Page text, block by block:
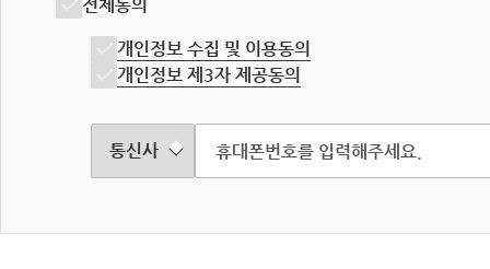
전체동의
개인정보 수집 및 이용동의
개인정보 제3자 제공동의